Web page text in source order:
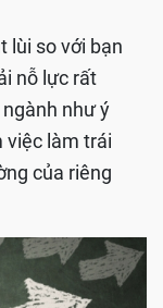
lùi so với bạn
nỗ lực rất
như ý
việc làm trái
của riêng